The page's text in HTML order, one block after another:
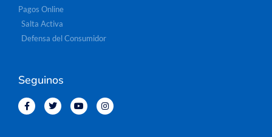
Pagos Online
Salta Activa
Defensa del Consumidor
Seguinos